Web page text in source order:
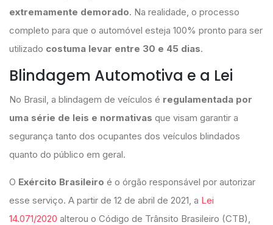
extremamente demorado. Na realidade, o processo
completo para que o automóvel esteja 100% pronto para ser
utilizado costuma levar entre 30 e 45 dias.
Blindagem Automotiva e a Lei
No Brasil, a blindagem de veículos é regulamentada por
uma série de leis e normativas que visam garantir a
segurança tanto dos ocupantes dos veículos blindados
quanto do público em geral.
O Exército Brasileiro é o órgão responsável por autorizar
esse serviço. A partir de 12 de abril de 2021, a Lei
14.071/2020 alterou o Código de Trânsito Brasileiro (CTB),